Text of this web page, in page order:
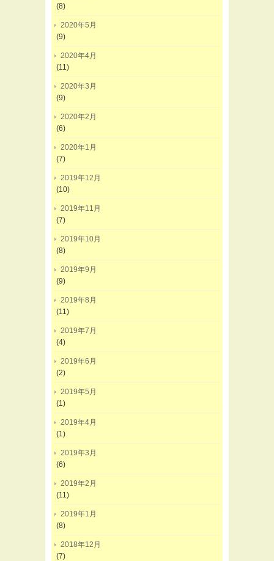
(8)
2020年5月
(9)
2020年4月
(11)
2020年3月
(9)
2020年2月
(6)
2020年1月
(7)
2019年12月
(10)
2019年11月
(7)
2019年10月
(8)
2019年9月
(9)
2019年8月
(11)
2019年7月
(4)
2019年6月
(2)
2019年5月
(1)
2019年4月
(1)
2019年3月
(6)
2019年2月
(11)
2019年1月
(8)
2018年12月
(7)